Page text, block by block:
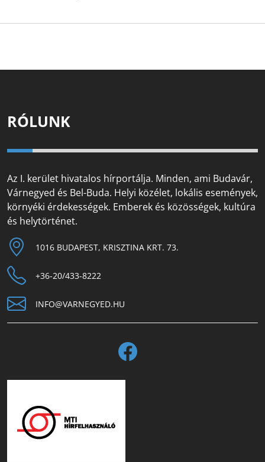
RÓLUNK
Az I. kerület hivatalos hírportálja. Minden, ami Budavár,
Várnegyed és Bel-Buda. Helyi közélet, lokális események,
környéki érdekességek. Emberek és közösségek, kultúra
és helytörténet.
1016 BUDAPEST, KRISZTINA KRT. 73.
+36-20/433-8222
INFO@VARNEGYED.HU